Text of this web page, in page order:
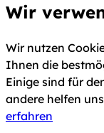
Wir
Wir nutzen
Ihnen die
Einige sind für
andere helfen
erfahren